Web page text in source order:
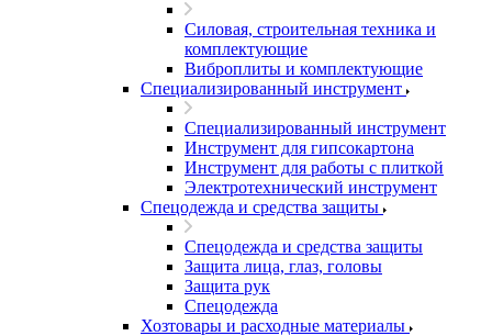
Силовая, строительная техника и
комплектующие
Виброплиты и комплектующие
Специализированный инструмент
Специализированный инструмент
Инструмент для гипсокартона
Инструмент для работы с плиткой
Электротехнический инструмент
Спецодежда и средства защиты
Спецодежда и средства защиты
Защита лица, глаз, головы
Защита рук
Спецодежда
Хозтовары и расходные материалы